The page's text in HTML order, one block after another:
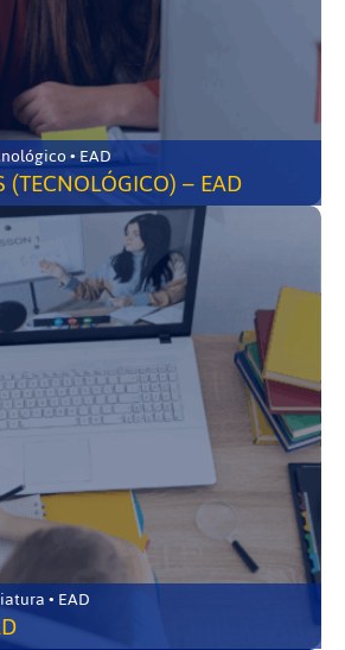
Divinópolis-MG • Tecnológico • EAD
(TECNOLÓGICO) – EAD
• EAD